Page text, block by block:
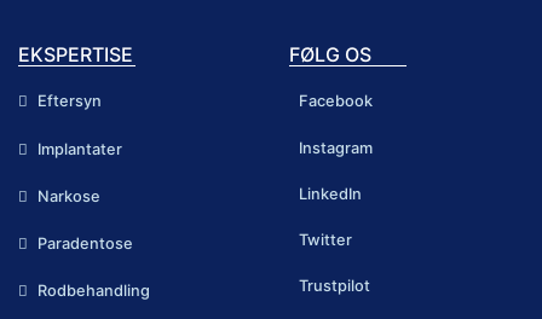
EKSPERTISE
Eftersyn
Implantater
Narkose
Paradentose
Rodbehandling
FØLG OS
Facebook
Instagram
LinkedIn
Twitter
Trustpilot